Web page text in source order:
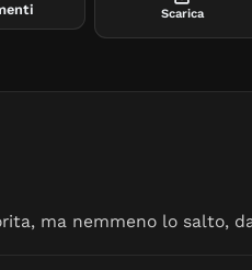
Scarica
ma nemmeno lo salto,